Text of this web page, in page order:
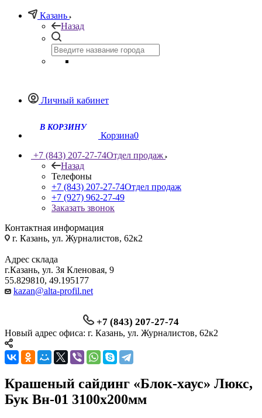
Казань
Назад
Личный кабинет
Корзина0
+7 (843) 207-27-74Отдел продаж
Назад
Телефоны
+7 (843) 207-27-74Отдел продаж
+7 (927) 962-27-49
Заказать звонок
Контактная информация
г. Казань, ул. Журналистов, 62к2
Адрес склада
г.Казань, ул. 3я Кленовая, 9
55.829810, 49.195177
kazan@alta-profil.net
+7 (843) 207-27-74
Новый адрес офиса: г. Казань, ул. Журналистов, 62к2
Крашеный сайдинг «Блок-хаус» Люкс,
Бук Вн-01 3100х200мм